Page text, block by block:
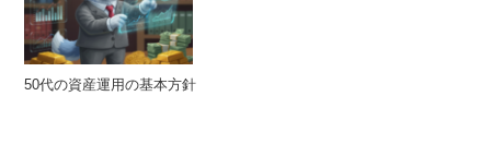
50代の資産運用の基本方針